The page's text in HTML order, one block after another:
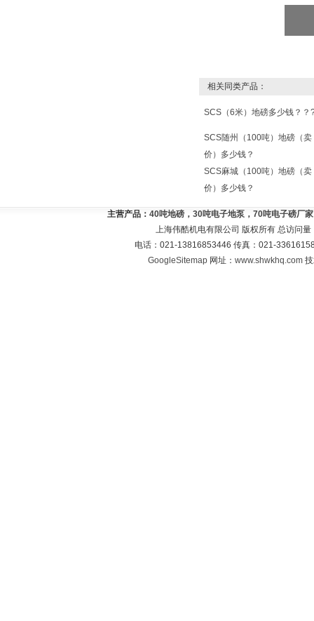
相关同类产品：
SCS（6米）地磅多少钱？？
SCS随州（100吨）地磅（卖
价）多少钱？
SCS麻城（100吨）地磅（卖
价）多少钱？
主营产品： 40吨地磅，30吨电子地泵，70吨电子磅厂
上海伟酷机电有限公司 版权所有 总访问量
电话：021-13816853446 传真：021-
GoogleSitemap 网址：www.shwkhq.com